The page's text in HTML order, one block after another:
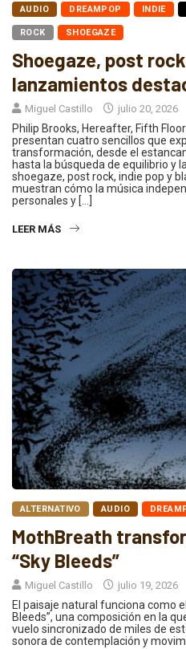
AUDIO DREAMPOP INDIE
ROCK SHOEGAZE
Shoegaze, post
lanzamientos
Miguel Castillo julio 20, 2026
Philip Brooks, Hereafter, Fifth
presentan cuatro sencillos que
transformación, desde el
hasta la búsqueda de equilibrio y
shoegaze, post rock, indie pop y
muestran cómo la música
personales y […]
LEER MÁS
ALTERNATIVO AUDIO
MothBreath
“Sky Bleeds”
Miguel Castillo julio 19, 2026
El paisaje natural funciona como
Bleeds”, una composición en la
vuelo sincronizado de miles de
sonora de contemplación y